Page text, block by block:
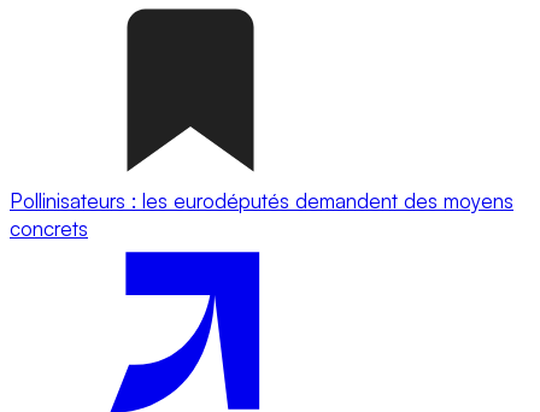
Pollinisateurs : les eurodéputés demandent des moyens
concrets